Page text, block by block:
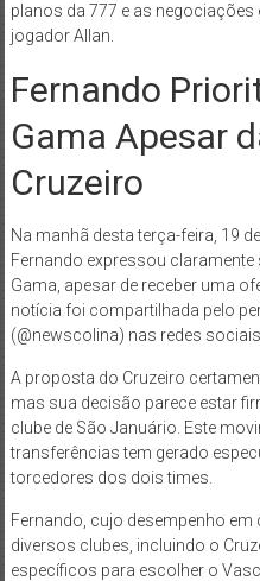
planos da 777 e as
jogador Allan.
Fernando
Gama Apesar
Cruzeiro
Na manhã desta terça-feira, 19
Fernando expressou
Gama, apesar de receber uma
notícia foi compartilhada pelo
(@newscolina) nas redes sociais.
A proposta do Cruzeiro
mas sua decisão parece estar
clube de São Januário. Este
transferências tem gerado
torcedores dos dois times.
Fernando, cujo desempenho
diversos clubes, incluindo o
específicos para escolher o